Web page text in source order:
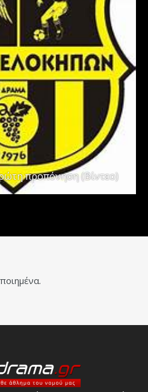
προπόνηση (Βίντεο)